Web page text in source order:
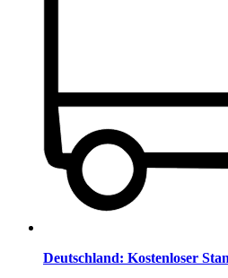
Deutschland: Kostenloser